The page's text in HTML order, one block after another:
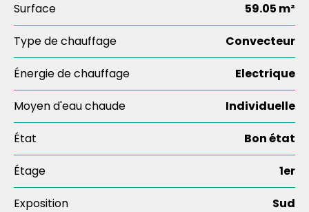
Surface 59.05 m²
Type de chauffage Convecteur
Énergie de chauffage Electrique
Moyen d'eau chaude Individuelle
État Bon état
Étage 1er
Exposition Sud